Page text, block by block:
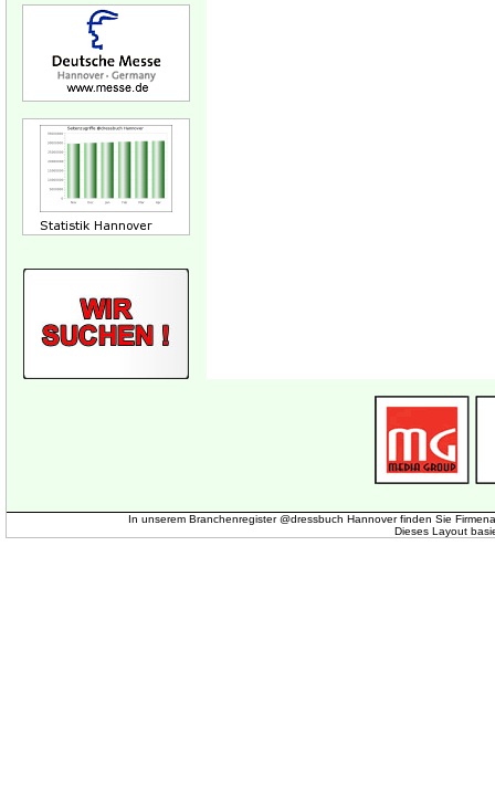
In unserem Branchenregister @dressbuch Hannover finden Sie
Dieses Layout